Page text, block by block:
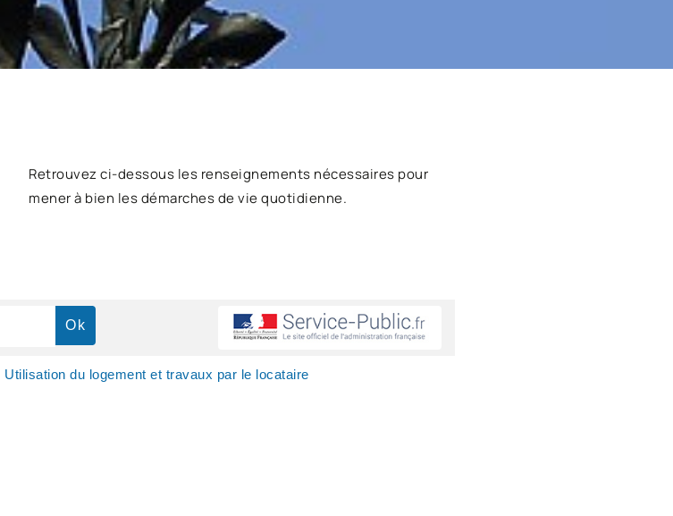
Retrouvez ci-dessous les renseignements nécessaires pour
mener à bien les démarches de vie quotidienne.
Utilisation du logement et travaux par le locataire